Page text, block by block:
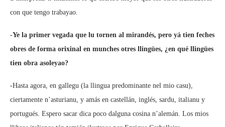
con que tengo trabayao.
-Ye la primer vegada que lu tornen al mirandés, pero yá tien feches
obres de forma orixinal en munches otres llingües, ¿en qué llingües
tien obra asoleyao?
-Hasta agora, en gallegu (la llingua predominante nel mio casu),
ciertamente n’asturianu, y amás en castellán, inglés, sardu, italianu y
portugués. Espero sacar dica poco dalguna cosina n’alemán. Los mios